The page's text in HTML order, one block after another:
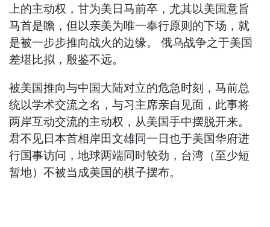
上的主动权，甘为美日马前卒，尤其以美国意旨
马首是瞻，但以亲美为唯一奉行原则的下场，就
是被一步步推向战火的边缘。 俄乌战争之于美国
差堪比拟，殷鉴不远。
被美国推向与中国大陆对立的危急时刻，马前总
统以学术交流之名，与习主席亲自见面，此事将
两岸互动交流的主动权，从美国手中摆脱开来。
君不见日本首相岸田文雄同一日也于美国华府进
行国事访问，地球两端同时较劲，台湾（至少短
暂地）不被当成美国的棋子摆布。